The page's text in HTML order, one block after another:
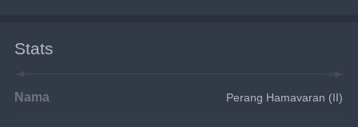
Stats
Nama Perang Hamavaran (II)